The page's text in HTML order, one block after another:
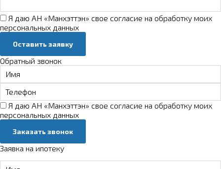
Я даю АН «Манхэттэн» свое согласие на обработку моих
персональных данных
Оставить заявку
Обратный звонок
Я даю АН «Манхэттэн» свое согласие на обработку моих
персональных данных
Заказать звонок
Заявка на ипотеку